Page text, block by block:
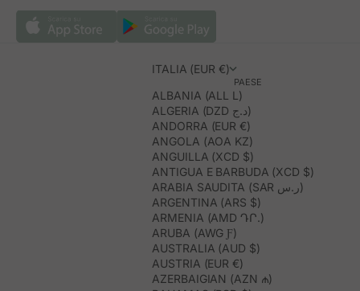
ITALIA (EUR €)
PAESE
ALBANIA (ALL L)
ALGERIA (DZD د.ج)
ANDORRA (EUR €)
ANGOLA (AOA KZ)
ANGUILLA (XCD $)
ANTIGUA E BARBUDA (XCD $)
ARABIA SAUDITA (SAR ر.س)
ARGENTINA (ARS $)
ARMENIA (AMD ԴՐ.)
ARUBA (AWG Ƒ)
AUSTRALIA (AUD $)
AUSTRIA (EUR €)
AZERBAIGIAN (AZN ₼)